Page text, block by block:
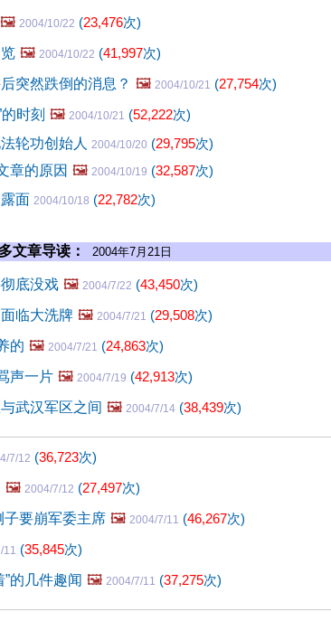
🖼️ 2004/10/22 (23,476次)
🖼️ 2004/10/22 (41,997次)
突然跌倒的消息？ 🖼️ 2004/10/21 (27,754次)
时刻 🖼️ 2004/10/21 (52,222次)
轮功创始人 2004/10/20 (29,795次)
章的原因 🖼️ 2004/10/19 (32,587次)
面 2004/10/18 (22,782次)
文章导读： 2004年7月21日
底没戏 🖼️ 2004/7/22 (43,450次)
临大洗牌 🖼️ 2004/7/21 (29,508次)
的 🖼️ 2004/7/21 (24,863次)
声一片 🖼️ 2004/7/19 (42,913次)
武汉军区之间 🖼️ 2004/7/14 (38,439次)
7/12 (36,723次)
🖼️ 2004/7/12 (27,497次)
要崩军委主席 🖼️ 2004/7/11 (46,267次)
11 (35,845次)
的几件趣闻 🖼️ 2004/7/11 (37,275次)